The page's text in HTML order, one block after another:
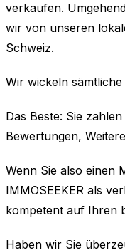
verkaufen.
wir von unseren
Schweiz.
Wir wickeln
Das Beste: Sie
Bewertungen,
Wenn Sie also einen
IMMOSEEKER als
kompetent auf Ihren
Haben wir Sie